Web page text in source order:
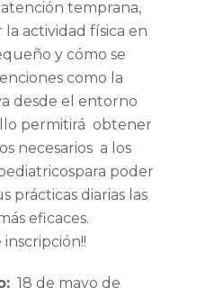
temprana,
actividad física en
y cómo se
como la
desde el entorno
permitirá obtener
necesarios a los
poder
prácticas diarias las
eficaces.
inscripción!!
18 de mayo de